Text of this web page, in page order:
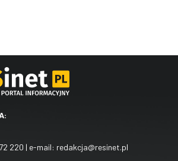
220 | e-mail: redakcja@resinet.pl